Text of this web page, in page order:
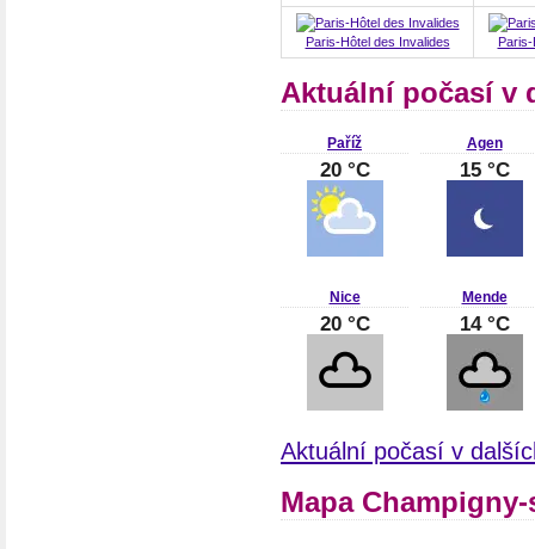
Paris-Hôtel des Invalides Paris-
Aktuální počasí v
Paříž
20 °C
Agen
15 °C
Nice
20 °C
Mende
14 °C
Aktuální počasí v
Mapa